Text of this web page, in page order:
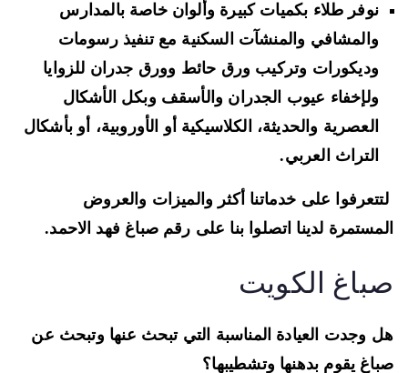
نوفر طلاء بكميات كبيرة وألوان خاصة بالمدارس
والمشافي والمنشآت السكنية مع تنفيذ رسومات
وديكورات وتركيب ورق حائط وورق جدران للزوايا
ولإخفاء عيوب الجدران والأسقف وبكل الأشكال
العصرية والحديثة، الكلاسيكية أو الأوروبية، أو بأشكال
التراث العربي.
على خدماتنا أكثر والميزات والعروض
لدينا اتصلوا بنا على رقم صباغ فهد الاحمد.
الكويت
وجدت العيادة المناسبة التي تبحث عنها وتبحث عن
يقوم بدهنها وتشطيبها؟